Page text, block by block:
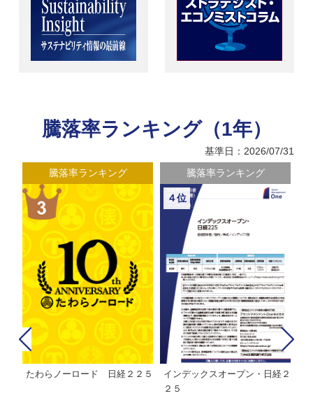
騰落率ランキング（1年）
基準日：2026/07/31
騰落率ランキング
たわらノーロード 日経２２５
騰落率ランキング
４位
インデックスオープン・日経２
２５